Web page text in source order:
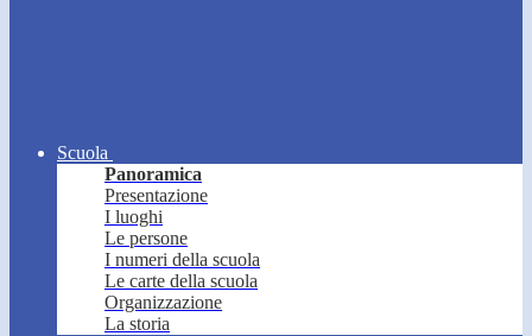
Scuola
Panoramica
Presentazione
I luoghi
Le persone
I numeri della scuola
Le carte della scuola
Organizzazione
La storia